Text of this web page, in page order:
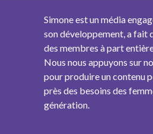
Simone est un média
son développement, a fait
des membres à part
Nous nous appuyons sur
pour produire un contenu
près des besoins des
génération.